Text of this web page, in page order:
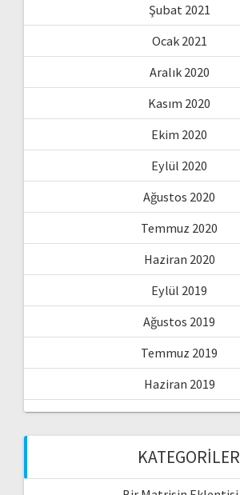
Şubat 2021
Ocak 2021
Aralık 2020
Kasım 2020
Ekim 2020
Eylül 2020
Ağustos 2020
Temmuz 2020
Haziran 2020
Eylül 2019
Ağustos 2019
Temmuz 2019
Haziran 2019
KATEGORILER